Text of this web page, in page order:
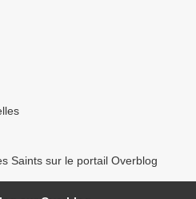
Saints sur le portail Overblog